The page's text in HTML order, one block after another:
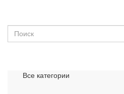
Все категории